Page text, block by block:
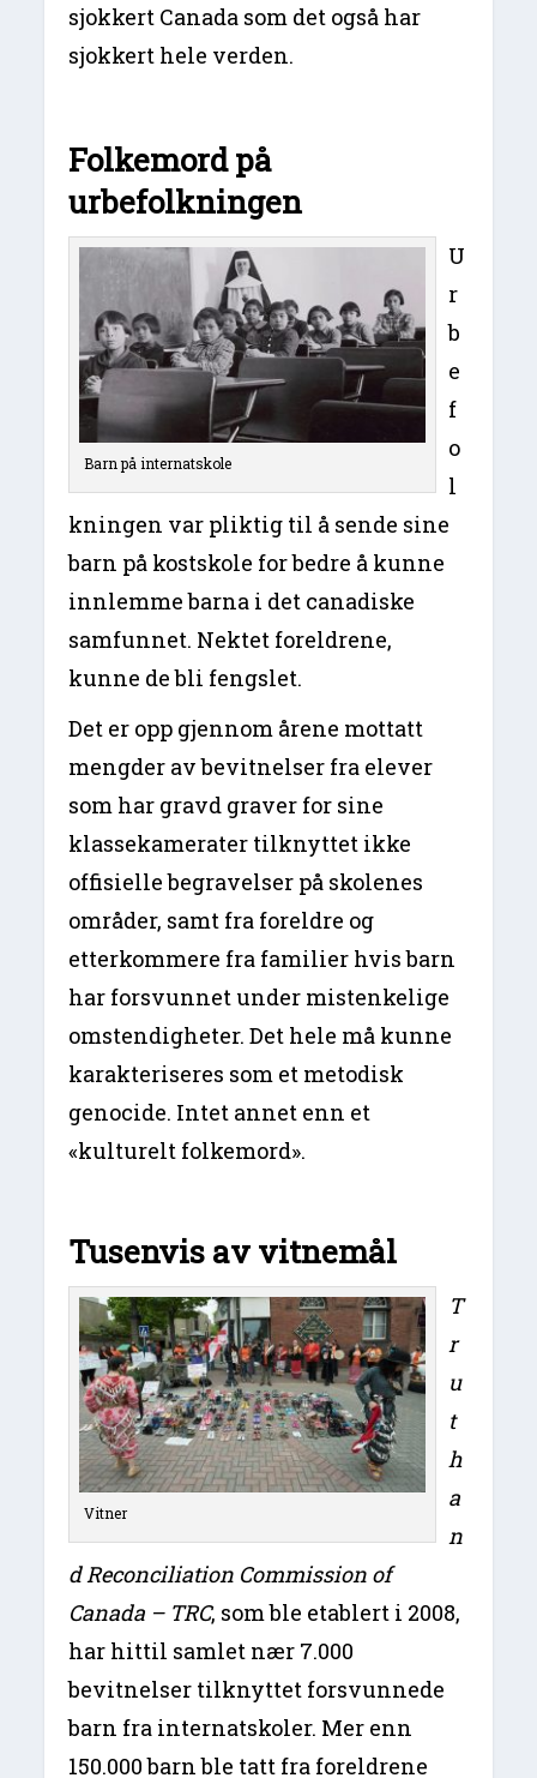
sjokkert Canada som det også har
sjokkert hele verden.
Folkemord på
urbefolkningen
Barn på internatskole
U
r
b
e
f
o
l
kningen var pliktig til å sende sine
barn på kostskole for bedre å kunne
innlemme barna i det canadiske
samfunnet. Nektet foreldrene,
kunne de bli fengslet.
Det er opp gjennom årene mottatt
mengder av bevitnelser fra elever
som har gravd graver for sine
klassekamerater tilknyttet ikke
offisielle begravelser på skolenes
områder, samt fra foreldre og
etterkommere fra familier hvis barn
har forsvunnet under mistenkelige
omstendigheter. Det hele må kunne
karakteriseres som et metodisk
genocide. Intet annet enn et
«kulturelt folkemord».
Tusenvis av vitnemål
Vitner
T
r
u
t
h
a
n
d Reconciliation Commission of
Canada – TRC, som ble etablert i 2008,
har hittil samlet nær 7.000
bevitnelser tilknyttet forsvunnede
barn fra internatskoler. Mer enn
150.000 barn ble tatt fra foreldrene